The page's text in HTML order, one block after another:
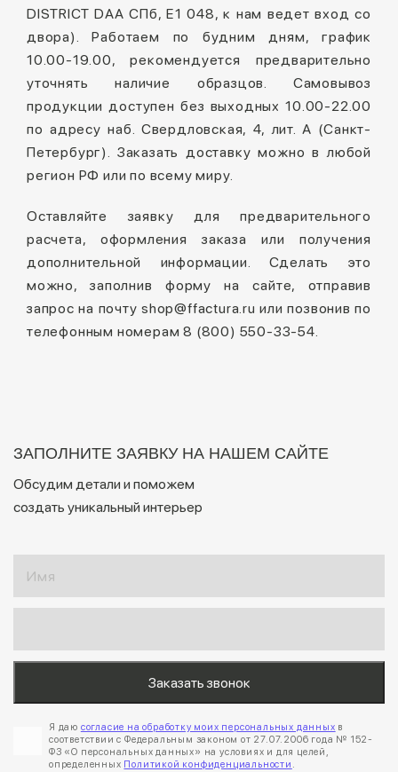
DISTRICT DAA СПб, Е1 048, к нам ведет вход со
двора). Работаем по будним дням, график
10.00-19.00, рекомендуется предварительно
уточнять наличие образцов. Самовывоз
продукции доступен без выходных 10.00-22.00
по адресу наб. Свердловская, 4, лит. А (Санкт-
Петербург). Заказать доставку можно в любой
регион РФ или по всему миру.
Оставляйте заявку для предварительного
расчета, оформления заказа или получения
дополнительной информации. Сделать это
можно, заполнив форму на сайте, отправив
запрос на почту shop@ffactura.ru или позвонив по
телефонным номерам 8 (800) 550-33-54.
ЗАПОЛНИТЕ ЗАЯВКУ НА НАШЕМ САЙТЕ
Обсудим детали и поможем
создать уникальный интерьер
Я даю согласие на обработку моих персональных данных в
соответствии с Федеральным законом от 27.07.2006 года № 152-
ФЗ «О персональных данных» на условиях и для целей,
определенных Политикой конфиденциальности .